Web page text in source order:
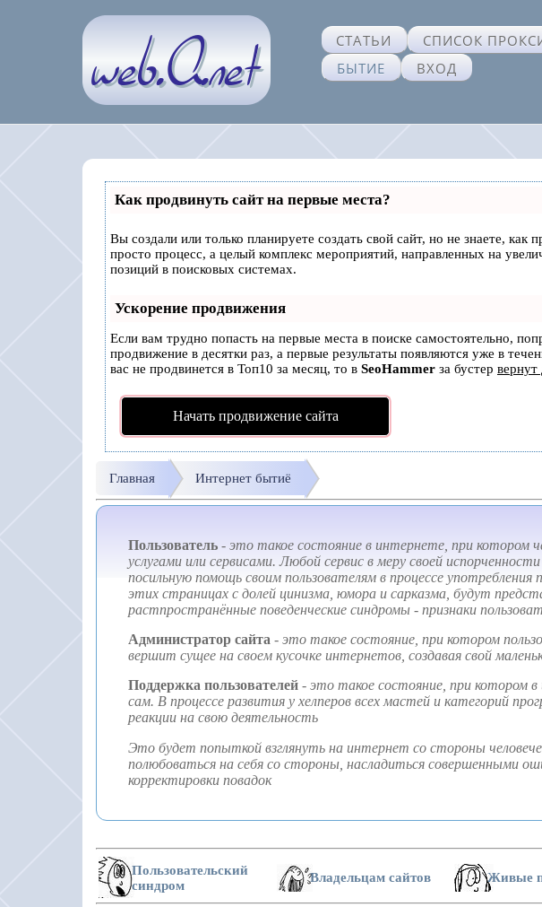
СТАТЬИ СПИСОК
БЫТИЕ
ВХОД
Как продвинуть сайт на первые места?
Вы создали или только планируете создать свой сайт, но не знаете, как
просто процесс, а целый комплекс мероприятий, направленных на
позиций в поисковых системах.
Ускорение продвижения
Если вам трудно попасть на первые места в поиске самостоятельно,
продвижение в десятки раз, а первые результаты появляются уже в
вас не продвинется в Топ10 за месяц, то в SeoHammer за бустер вернут
Начать продвижение сайта
Главная Интернет бытиё
Пользователь -это такое состояние в интернете, при котором
услугами или сервисами. Любой сервис в меру своей
посильную помощь своим пользователям в процессе
этих страницах с долей цинизма, юмора и сарказма, будут
растпространённые поведенческие синдромы - признаки
Администратор сайта -это такое состояние, при котором
вершит сущее на своем кусочке интернетов, создавая свой
Поддержка пользователей -это такое состояние, при котором в
сам. В процессе развития у хелперов всех мастей и категорий
реакции на свою деятельность
Это будет попыткой взглянуть на интернет со стороны
полюбоваться на себя со стороны, насладиться совершенными
корректировки повадок
Пользовательский
синдром
Владельцам сайтов Живые